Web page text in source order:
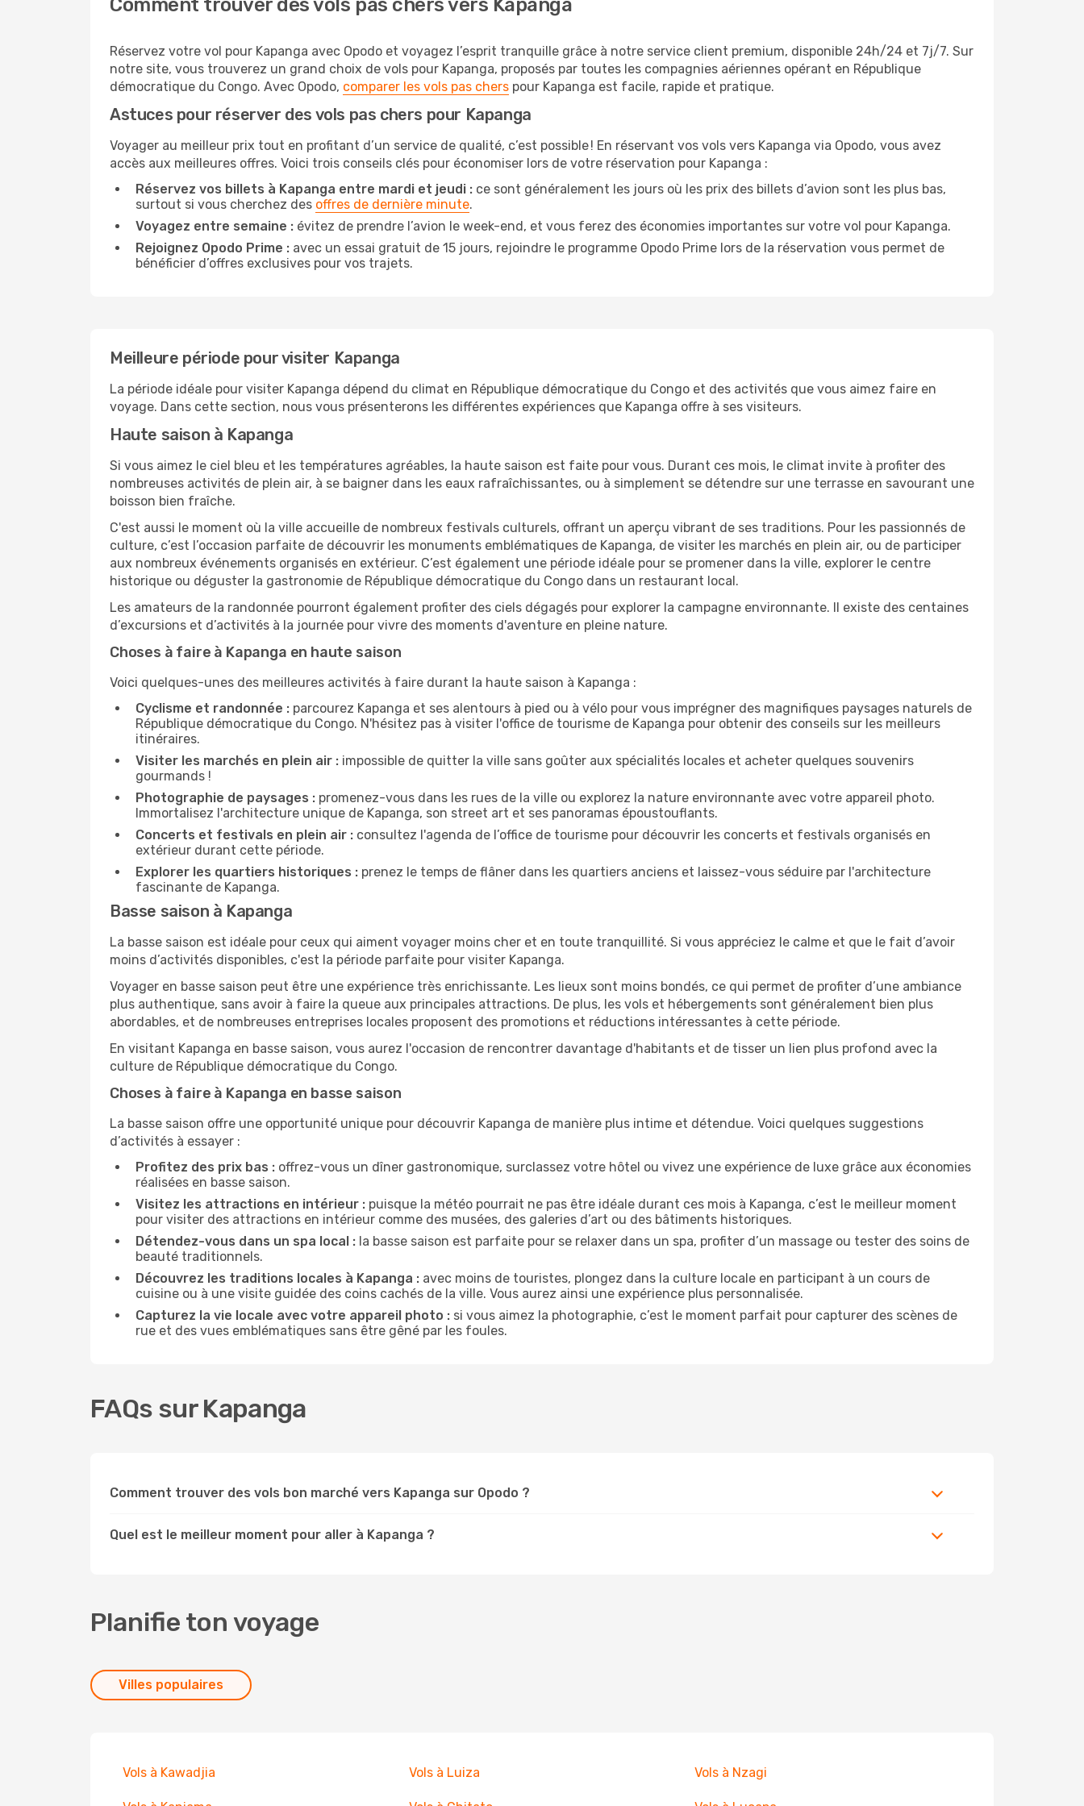
Comment trouver des vols pas chers vers Kapanga
Réservez votre vol pour Kapanga avec Opodo et voyagez l’esprit tranquille grâce à notre service client premium, disponible 24h/24 et 7j/7. Sur
notre site, vous trouverez un grand choix de vols pour Kapanga, proposés par toutes les compagnies aériennes opérant en République
démocratique du Congo. Avec Opodo, comparer les vols pas chers pour Kapanga est facile, rapide et pratique.
Astuces pour réserver des vols pas chers pour Kapanga
Voyager au meilleur prix tout en profitant d’un service de qualité, c’est possible ! En réservant vos vols vers Kapanga via Opodo, vous avez
accès aux meilleures offres. Voici trois conseils clés pour économiser lors de votre réservation pour Kapanga :
Réservez vos billets à Kapanga entre mardi et jeudi : ce sont généralement les jours où les prix des billets d’avion sont les plus bas,
surtout si vous cherchez des offres de dernière minute.
Voyagez entre semaine : évitez de prendre l’avion le week-end, et vous ferez des économies importantes sur votre vol pour Kapanga.
Rejoignez Opodo Prime : avec un essai gratuit de 15 jours, rejoindre le programme Opodo Prime lors de la réservation vous permet de
bénéficier d’offres exclusives pour vos trajets.
Meilleure période pour visiter Kapanga
La période idéale pour visiter Kapanga dépend du climat en République démocratique du Congo et des activités que vous aimez faire en
voyage. Dans cette section, nous vous présenterons les différentes expériences que Kapanga offre à ses visiteurs.
Haute saison à Kapanga
Si vous aimez le ciel bleu et les températures agréables, la haute saison est faite pour vous. Durant ces mois, le climat invite à profiter des
nombreuses activités de plein air, à se baigner dans les eaux rafraîchissantes, ou à simplement se détendre sur une terrasse en savourant une
boisson bien fraîche.
C'est aussi le moment où la ville accueille de nombreux festivals culturels, offrant un aperçu vibrant de ses traditions. Pour les passionnés de
culture, c’est l’occasion parfaite de découvrir les monuments emblématiques de Kapanga, de visiter les marchés en plein air, ou de participer
aux nombreux événements organisés en extérieur. C’est également une période idéale pour se promener dans la ville, explorer le centre
historique ou déguster la gastronomie de République démocratique du Congo dans un restaurant local.
Les amateurs de la randonnée pourront également profiter des ciels dégagés pour explorer la campagne environnante. Il existe des centaines
d’excursions et d’activités à la journée pour vivre des moments d'aventure en pleine nature.
Choses à faire à Kapanga en haute saison
Voici quelques-unes des meilleures activités à faire durant la haute saison à Kapanga :
Cyclisme et randonnée : parcourez Kapanga et ses alentours à pied ou à vélo pour vous imprégner des magnifiques paysages naturels de
République démocratique du Congo. N'hésitez pas à visiter l'office de tourisme de Kapanga pour obtenir des conseils sur les meilleurs
itinéraires.
Visiter les marchés en plein air : impossible de quitter la ville sans goûter aux spécialités locales et acheter quelques souvenirs
gourmands !
Photographie de paysages : promenez-vous dans les rues de la ville ou explorez la nature environnante avec votre appareil photo.
Immortalisez l'architecture unique de Kapanga, son street art et ses panoramas époustouflants.
Concerts et festivals en plein air : consultez l'agenda de l’office de tourisme pour découvrir les concerts et festivals organisés en
extérieur durant cette période.
Explorer les quartiers historiques : prenez le temps de flâner dans les quartiers anciens et laissez-vous séduire par l'architecture
fascinante de Kapanga.
Basse saison à Kapanga
La basse saison est idéale pour ceux qui aiment voyager moins cher et en toute tranquillité. Si vous appréciez le calme et que le fait d’avoir
moins d’activités disponibles, c'est la période parfaite pour visiter Kapanga.
Voyager en basse saison peut être une expérience très enrichissante. Les lieux sont moins bondés, ce qui permet de profiter d’une ambiance
plus authentique, sans avoir à faire la queue aux principales attractions. De plus, les vols et hébergements sont généralement bien plus
abordables, et de nombreuses entreprises locales proposent des promotions et réductions intéressantes à cette période.
En visitant Kapanga en basse saison, vous aurez l'occasion de rencontrer davantage d'habitants et de tisser un lien plus profond avec la
culture de République démocratique du Congo.
Choses à faire à Kapanga en basse saison
La basse saison offre une opportunité unique pour découvrir Kapanga de manière plus intime et détendue. Voici quelques suggestions
d’activités à essayer :
Profitez des prix bas : offrez-vous un dîner gastronomique, surclassez votre hôtel ou vivez une expérience de luxe grâce aux économies
réalisées en basse saison.
Visitez les attractions en intérieur : puisque la météo pourrait ne pas être idéale durant ces mois à Kapanga, c’est le meilleur moment
pour visiter des attractions en intérieur comme des musées, des galeries d’art ou des bâtiments historiques.
Détendez-vous dans un spa local : la basse saison est parfaite pour se relaxer dans un spa, profiter d’un massage ou tester des soins de
beauté traditionnels.
Découvrez les traditions locales à Kapanga : avec moins de touristes, plongez dans la culture locale en participant à un cours de
cuisine ou à une visite guidée des coins cachés de la ville. Vous aurez ainsi une expérience plus personnalisée.
Capturez la vie locale avec votre appareil photo : si vous aimez la photographie, c’est le moment parfait pour capturer des scènes de
rue et des vues emblématiques sans être gêné par les foules.
FAQs sur Kapanga
Comment trouver des vols bon marché vers Kapanga sur Opodo ?
Quel est le meilleur moment pour aller à Kapanga ?
Planifie ton voyage
Villes populaires
Vols à Kawadjia Vols à Luiza Vols à Nzagi